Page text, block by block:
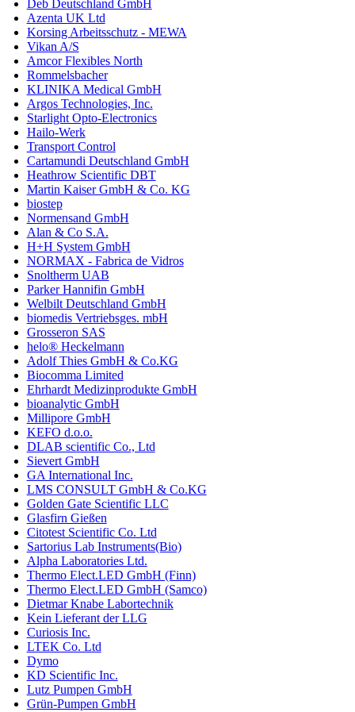
Deb Deutschland GmbH
Azenta UK Ltd
Korsing Arbeitsschutz - MEWA
Vikan A/S
Amcor Flexibles North
Rommelsbacher
KLINIKA Medical GmbH
Argos Technologies, Inc.
Starlight Opto-Electronics
Hailo-Werk
Transport Control
Cartamundi Deutschland GmbH
Heathrow Scientific DBT
Martin Kaiser GmbH & Co. KG
biostep
Normensand GmbH
Alan & Co S.A.
H+H System GmbH
NORMAX - Fabrica de Vidros
Snoltherm UAB
Parker Hannifin GmbH
Welbilt Deutschland GmbH
biomedis Vertriebsges. mbH
Grosseron SAS
helo® Heckelmann
Adolf Thies GmbH & Co.KG
Biocomma Limited
Ehrhardt Medizinprodukte GmbH
bioanalytic GmbH
Millipore GmbH
KEFO d.o.o.
DLAB scientific Co., Ltd
Sievert GmbH
GA International Inc.
LMS CONSULT GmbH & Co.KG
Golden Gate Scientific LLC
Glasfirn Gießen
Citotest Scientific Co. Ltd
Sartorius Lab Instruments(Bio)
Alpha Laboratories Ltd.
Thermo Elect.LED GmbH (Finn)
Thermo Elect.LED GmbH (Samco)
Dietmar Knabe Labortechnik
Kein Lieferant der LLG
Curiosis Inc.
LTEK Co. Ltd
Dymo
KD Scientific Inc.
Lutz Pumpen GmbH
Grün-Pumpen GmbH